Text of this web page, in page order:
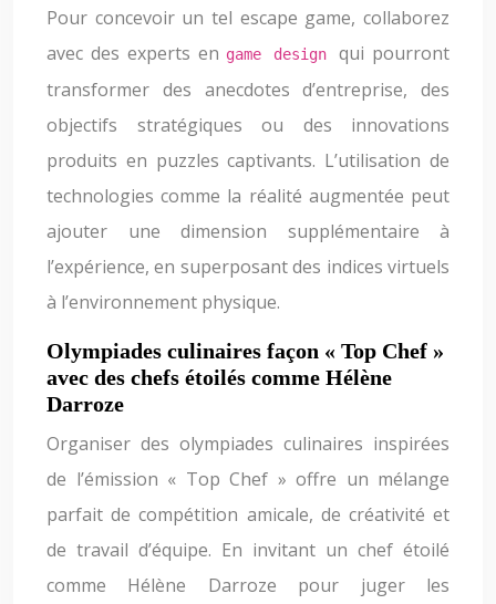
Pour concevoir un tel escape game, collaborez
avec des experts en game designqui pourront
transformer des anecdotes d’entreprise, des
objectifs stratégiques ou des innovations
produits en puzzles captivants. L’utilisation de
technologies comme la réalité augmentée peut
ajouter une dimension supplémentaire à
l’expérience, en superposant des indices virtuels
à l’environnement physique.
Olympiades culinaires façon « Top Chef »
avec des chefs étoilés comme Hélène
Darroze
Organiser des olympiades culinaires inspirées
de l’émission « Top Chef » offre un mélange
parfait de compétition amicale, de créativité et
de travail d’équipe. En invitant un chef étoilé
comme Hélène Darroze pour juger les